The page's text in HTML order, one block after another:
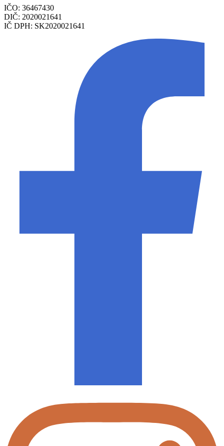
IČO: 36467430
DIČ: 2020021641
IČ DPH: SK2020021641